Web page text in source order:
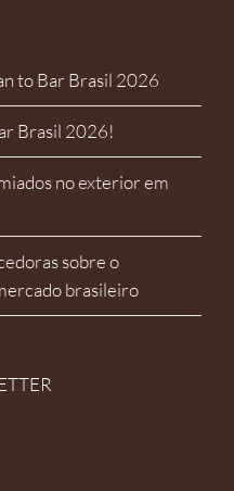
to Bar Brasil 2026
Brasil 2026!
no exterior em
sobre o
brasileiro